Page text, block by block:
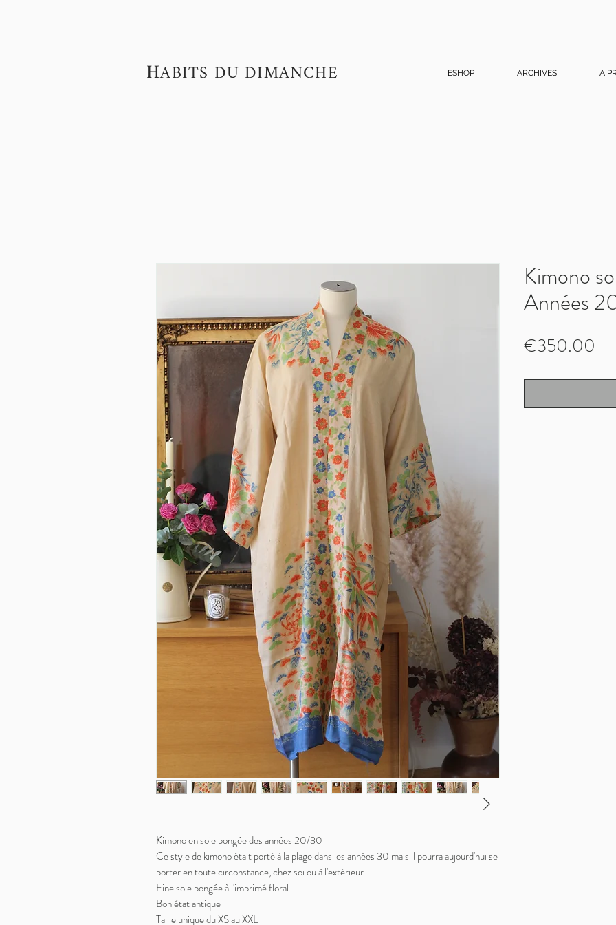
HABITS DU DIMANCHE ESHOP ARCHIVES A
Kimono en soie pongée des années 20/30
Ce style de kimono était porté à la plage dans les années 30 mais il pourra aujourd'hui se
porter en toute circonstance, chez soi ou à l'extérieur
Fine soie pongée à l'imprimé floral
Bon état antique
Taille unique du XS au XXL
Kimono
Années
€350.00